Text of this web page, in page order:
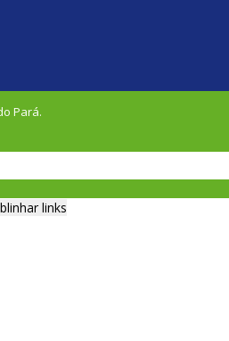
Pará.
links